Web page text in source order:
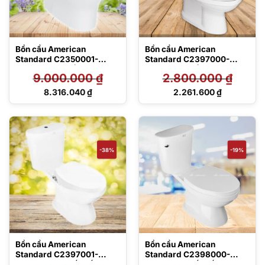
Bồn cầu American
Standard C2350001-
9.000.000₫
Giá
9.000.000 ₫.
8.316.040₫
Giá
tại
là:
8.316.040 ₫.
Bồn cầu American
Standard C2397000-
2.800.000₫
Giá
2.800.000 ₫.
2.261.600₫
Giá
là:
2.261.600 ₫.
-38%
Bồn cầu American
Standard C2397001-
-19%
Bồn cầu American
Standard C2398000-